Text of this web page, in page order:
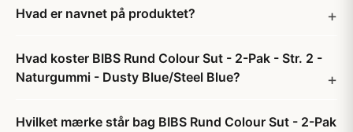
Hvad er navnet på produktet?
Hvad koster BIBS Rund Colour Sut - 2-Pak - Str. 2 -
Naturgummi - Dusty Blue/Steel Blue?
Hvilket mærke står bag BIBS Rund Colour Sut - 2-Pak